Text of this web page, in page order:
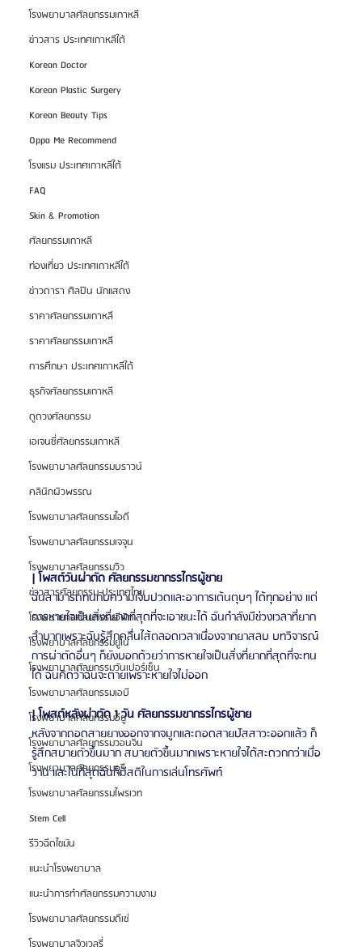
โรงพยาบาลศัลยกรรมเกาหลี
ข่าวสาร ประเทศเกาหลีใต้
Korean Doctor
Korean Plastic Surgery
Korean Beauty Tips
Oppa Me Recommend
โรงแรม ประเทศเกาหลีใต้
FAQ
Skin & Promotion
ศัลยกรรมเกาหลี
ท่องเที่ยว ประเทศเกาหลีใต้
ข่าวดารา ศิลปิน นักแสดง
ราคาศัลยกรรมเกาหลี
ราคาศัลยกรรมเกาหลี
การศึกษา ประเทศเกาหลีใต้
ธุรกิจศัลยกรรมเกาหลี
ดูดวงศัลยกรรม
เอเจนซี่ศัลยกรรมเกาหลี
โรงพยาบาลศัลยกรรมบราวน์
คลินิกผิวพรรณ
โรงพยาบาลศัลยกรรมไอดี
โรงพยาบาลศัลยกรรมเจจุน
โรงพยาบาลศัลยกรรมวิว
ข่าวสารศัลยกรรม ประเทศไทย
โรงพยาบาลศัลยกรรมอีพิก
โรงพยาบาลศัลยกรรมยูโน
โรงพยาบาลศัลยกรรมวันเปอร์เซ็น
โรงพยาบาลศัลยกรรมเอบี
โรงพยาบาลศัลยกรรมอียู
โรงพยาบาลศัลยกรรมวอนจิน
โรงพยาบาลศัลยกรรมอูรี
โรงพยาบาลศัลยกรรมไพรเวท
Stem Cell
รีวิวฉีดไขมัน
แนะนำโรงพยาบาล
แนะนำการทำศัลยกรรมความงาม
โรงพยาบาลศัลยกรรมดีเซ่
| โพสต์วันผ่าตัด ศัลยกรรมขากรรไกรผู้ชาย
ฉันสามารถทนกับความเจ็บปวดและอาการเต้นตุบๆ ได้ทุกอย่าง แต่
การหายใจเป็นสิ่งที่ยากที่สุดที่จะเอาชนะได้ ฉันกำลังมีช่วงเวลาที่ยาก
ลำบากเพราะฉันรู้สึกคลื่นไส้ตลอดเวลาเนื่องจากยาสลบ บทวิจารณ์
การผ่าตัดอื่นๆ ก็ยังบอกด้วยว่าการหายใจเป็นสิ่งที่ยากที่สุดที่จะทน
ได้ ฉันคิดว่าฉันจะตายเพราะหายใจไม่ออก
| โพสต์หลังผ่าตัด 1 วัน ศัลยกรรมขากรรไกรผู้ชาย
หลังจากถอดสายยางออกจากจมูกและถอดสายปัสสาวะออกแล้ว ก็
รู้สึกสบายตัวขึ้นมาก สบายตัวขึ้นมากเพราะหายใจได้สะดวกกว่าเมื่อ
วาน และในที่สุดฉันก็มีสติในการเล่นโทรศัพท์